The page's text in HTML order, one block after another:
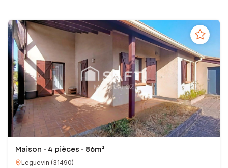
Maison - 4 pièces - 86m²
Leguevin (31490)